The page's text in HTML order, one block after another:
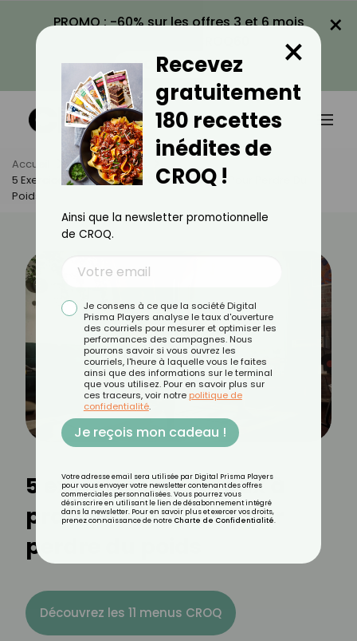
PROMO : -60% sur les offres 3 et 6 mois
VOIR LA PROMO
×
Accueil Actus
Sport
5 Exercices Matinaux À Pratiquer Chez Soi Pour Perdre Du
Poids
5 exercices matinaux à
pratiquer chez soi pour
perdre du poids
Découvrez les 11 menus CROQ
Recevez
gratuitement
180 recettes
inédites de
CROQ !
×
Ainsi que la newsletter promotionnelle
de CROQ.
Je consens à ce que la société Digital
Prisma Players analyse le taux d'ouverture
des courriels pour mesurer et optimiser les
performances des campagnes. Nous
pourrons savoir si vous ouvrez les
courriels, l'heure à laquelle vous le faites
ainsi que des informations sur le terminal
que vous utilisez. Pour en savoir plus sur
ces traceurs, voir notre politique de
confidentialité.
Je reçois mon cadeau !
Votre adresse email sera utilisée par Digital Prisma Players
pour vous envoyer votre newsletter contenant des offres
commerciales personnalisées. Vous pourrez vous
désinscrire en utilisant le lien de désabonnement intégré
dans la newsletter. Pour en savoir plus et exercer vos droits,
prenez connaissance de notre Charte de Confidentialité.